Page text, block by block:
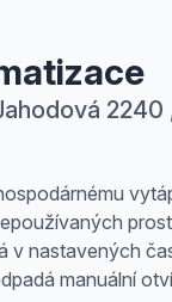
2240
v nastavených
manuální